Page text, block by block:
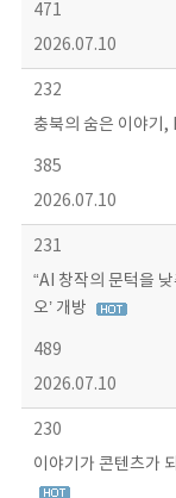
471
2026.07.10
232
충북의 숨은 이야기,
385
2026.07.10
231
“AI 창작의 문턱을
오’ 개방
489
2026.07.10
230
이야기가 콘텐츠가